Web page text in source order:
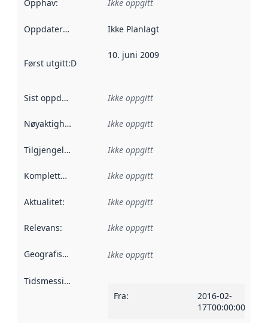
Opphav: Ikke oppgitt
Oppdateringsfrekvens :
Ikke Planlagt
Først utgitt:Denne datoen sier når dataene i dette
10. juni 2009
Sist oppdatert Ikke oppgitt
Nøyaktighet Ikke oppgitt
Tilgjengelighet Ikke oppgitt
Kompletthet Ikke oppgitt
Aktualitet: Ikke oppgitt
Relevans: Ikke oppgitt
Geografisk avgrensning :
Ikke oppgitt
Tidsmessig avgrensning
Fra:
2016-02-
17T00:00:00Z